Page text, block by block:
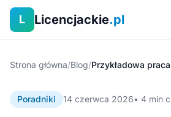
L Licencjackie.pl
Strona główna/Blog/
Poradniki 14 czerwca 2026• 4 min